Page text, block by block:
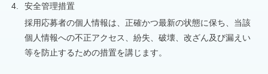
4.
安全管理措置
採用応募者の個人情報は、正確かつ最新の状態に保ち、当該
個人情報への不正アクセス、紛失、破壊、改ざん及び漏えい
等を防止するための措置を講じます。